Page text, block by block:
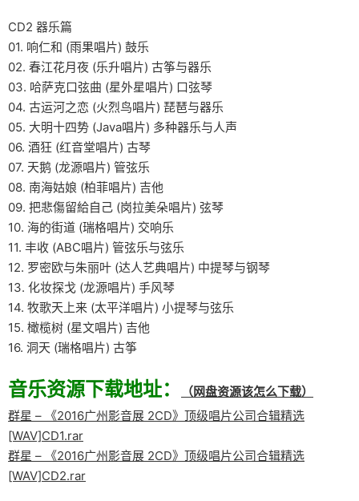
CD2 器乐篇
01. 响仁和 (雨果唱片) 鼓乐
02. 春江花月夜 (乐升唱片) 古筝与器乐
03. 哈萨克口弦曲 (星外星唱片) 口弦琴
04. 古运河之恋 (火烈鸟唱片) 琵琶与器乐
05. 大明十四势 (Java唱片) 多种器乐与人声
06. 酒狂 (红音堂唱片) 古琴
07. 天鹅 (龙源唱片) 管弦乐
08. 南海姑娘 (柏菲唱片) 吉他
09. 把悲傷留給自己 (岗拉美朵唱片) 弦琴
10. 海的街道 (瑞格唱片) 交响乐
11. 丰收 (ABC唱片) 管弦乐与弦乐
12. 罗密欧与朱丽叶 (达人艺典唱片) 中提琴与钢琴
13. 化妆探戈 (龙源唱片) 手风琴
14. 牧歌天上来 (太平洋唱片) 小提琴与弦乐
15. 橄榄树 (星文唱片) 吉他
16. 洞天 (瑞格唱片) 古筝
音乐资源下载地址：
（网盘资源该怎么下载）
群星 – 《2016广州影音展 2CD》顶级唱片公司合辑精选
[WAV]CD1.rar
群星 – 《2016广州影音展 2CD》顶级唱片公司合辑精选
[WAV]CD2.rar